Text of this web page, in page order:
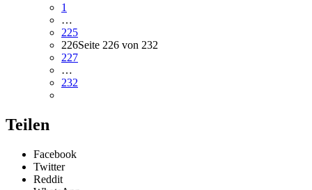
1
…
225
226Seite 226 von 232
227
…
232
Teilen
Facebook
Twitter
Reddit